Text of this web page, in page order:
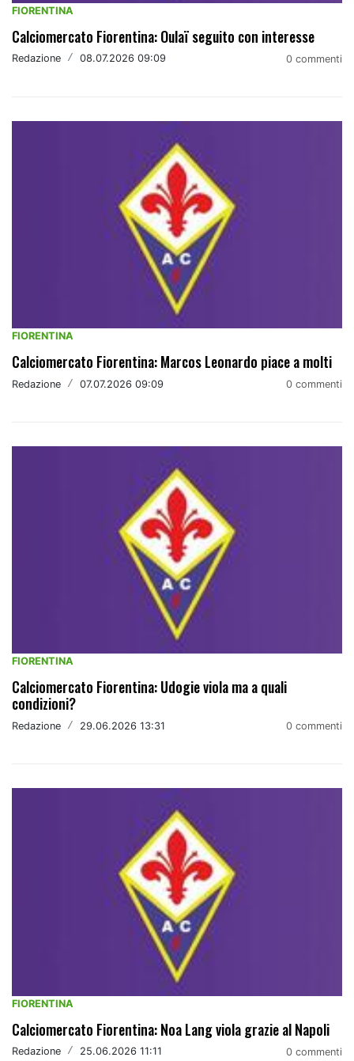
FIORENTINA
Calciomercato Fiorentina: Oulaï seguito con interesse
Redazione / 08.07.2026 09:09 0 commenti
FIORENTINA
Calciomercato Fiorentina: Marcos Leonardo piace a molti
Redazione / 07.07.2026 09:09 0 commenti
FIORENTINA
Calciomercato Fiorentina: Udogie viola ma a quali
condizioni?
Redazione / 29.06.2026 13:31 0 commenti
FIORENTINA
Calciomercato Fiorentina: Noa Lang viola grazie al Napoli
Redazione / 25.06.2026 11:11 0 commenti